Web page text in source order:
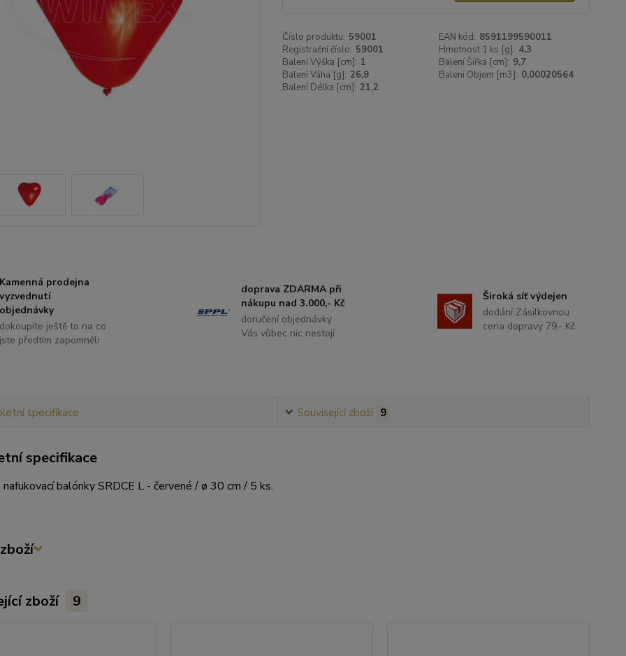
Číslo produktu: 59001 EAN kód: 8591199590011
Registrační číslo: 59001 Hmotnost 1 ks [g]: 4,3
Balení Výška [cm]: 1 Balení Šířka [cm]: 9,7
Balení Váha [g]: 26,9 Balení Objem [m3]: 0,00020564
Balení Délka [cm]: 21,2
Kamenná prodejna
vyzvednutí
objednávky
dokoupíte ještě to na co
jste předtím zapomněli
doprava ZDARMA při
nákupu nad 3.000,- Kč
doručení objednávky
Vás vůbec nic nestojí
Široká síť výdejen
dodání Zásilkovnou
cena dopravy 79,- Kč
specifikace Související zboží 9
specifikace
balónky SRDCE L - červené / ø 30 cm / 5 ks.
zboží 9